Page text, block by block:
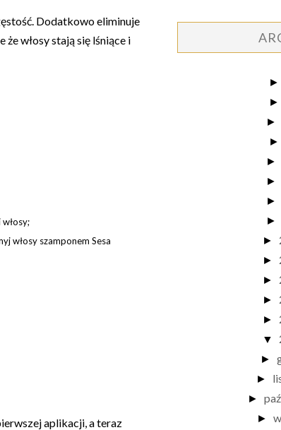
Dodatkowo eliminuje
że włosy stają się lśniące i
włosy szamponem Sesa
aplikacji, a teraz
►
►
►
►
►
►
►
►
►
►
►
►
►
▼
►
►
►
►